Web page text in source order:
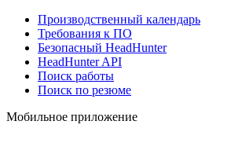
Производственный календарь
Требования к ПО
Безопасный HeadHunter
HeadHunter API
Поиск работы
Поиск по резюме
Мобильное приложение